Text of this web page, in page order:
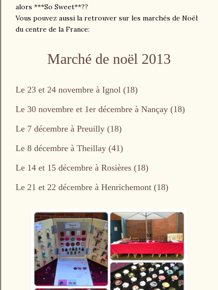
alors ***So Sweet**??
Vous pouvez aussi la retrouver sur les marchés de Noël
du centre de la France:
Marché de noël 2013
Le 23 et 24 novembre à Ignol (18)
Le 30 novembre et 1er décembre à Nançay (18)
Le 7 décembre à Preuilly (18)
Le 8 décembre à Theillay (41)
Le 14 et 15 décembre à Rosières (18)
Le 21 et 22 décembre à Henrichemont (18)